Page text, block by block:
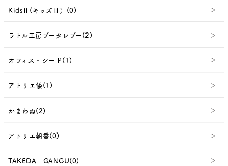
KidsⅡ(キッズⅡ）(0)
ラトル工房ブータレブー(2)
オフィス・シード(1)
アトリエ倭(1)
かまわぬ(2)
アトリエ朝香(0)
TAKEDA GANGU(0)